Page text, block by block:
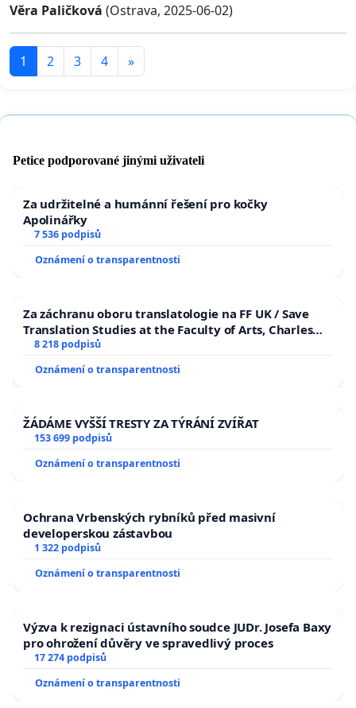
Věra Paličková (Ostrava, 2025-06-02)
1 2 3 4 »
Petice podporované jinými uživateli
Za udržitelné a humánní řešení pro kočky
Apolinářky
7 536 podpisů
Oznámení o transparentnosti
Za záchranu oboru translatologie na FF UK / Save
Translation Studies at the Faculty of Arts, Charles
University
8 218 podpisů
Oznámení o transparentnosti
ŽÁDÁME VYŠŠÍ TRESTY ZA TÝRÁNÍ ZVÍŘAT
153 699 podpisů
Oznámení o transparentnosti
Ochrana Vrbenských rybníků před masivní
developerskou zástavbou
1 322 podpisů
Oznámení o transparentnosti
Výzva k rezignaci ústavního soudce JUDr. Josefa Baxy
pro ohrožení důvěry ve spravedlivý proces
17 274 podpisů
Oznámení o transparentnosti